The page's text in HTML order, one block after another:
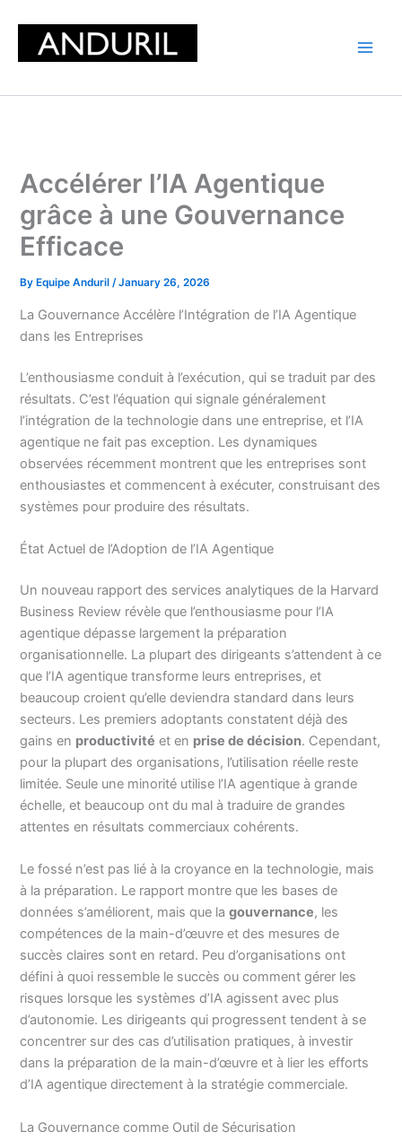
content
Accélérer l’IA Agentique
grâce à une Gouvernance
Efficace
By Equipe Anduril/January 26, 2026
La Gouvernance Accélère l’Intégration de l’IA Agentique
dans les Entreprises
L’enthousiasme conduit à l’exécution, qui se traduit par des
résultats. C’est l’équation qui signale généralement
l’intégration de la technologie dans une entreprise, et l’IA
agentique ne fait pas exception. Les dynamiques
observées récemment montrent que les entreprises sont
enthousiastes et commencent à exécuter, construisant des
systèmes pour produire des résultats.
État Actuel de l’Adoption de l’IA Agentique
Un nouveau rapport des services analytiques de la Harvard
Business Review révèle que l’enthousiasme pour l’IA
agentique dépasse largement la préparation
organisationnelle. La plupart des dirigeants s’attendent à ce
que l’IA agentique transforme leurs entreprises, et
beaucoup croient qu’elle deviendra standard dans leurs
secteurs. Les premiers adoptants constatent déjà des
gains en productivité et en prise de décision. Cependant,
pour la plupart des organisations, l’utilisation réelle reste
limitée. Seule une minorité utilise l’IA agentique à grande
échelle, et beaucoup ont du mal à traduire de grandes
attentes en résultats commerciaux cohérents.
Le fossé n’est pas lié à la croyance en la technologie, mais
à la préparation. Le rapport montre que les bases de
données s’améliorent, mais que lagouvernance, les
compétences de la main-d’œuvre et des mesures de
succès claires sont en retard. Peu d’organisations ont
défini à quoi ressemble le succès ou comment gérer les
risques lorsque les systèmes d’IA agissent avec plus
d’autonomie. Les dirigeants qui progressent tendent à se
concentrer sur des cas d’utilisation pratiques, à investir
dans la préparation de la main-d’œuvre et à lier les efforts
d’IA agentique directement à la stratégie commerciale.
La Gouvernance comme Outil de Sécurisation